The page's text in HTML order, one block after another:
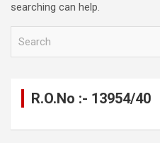
searching can help.
R.O.No :- 13954/40